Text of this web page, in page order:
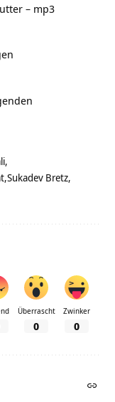
– mp3
Sukadev Bretz
Überrascht
0
Zwinker
0